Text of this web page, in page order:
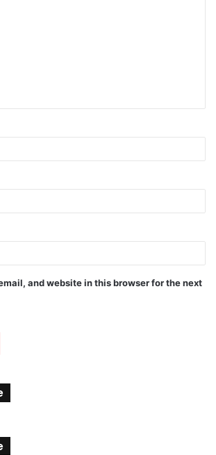
and website in this browser for the next